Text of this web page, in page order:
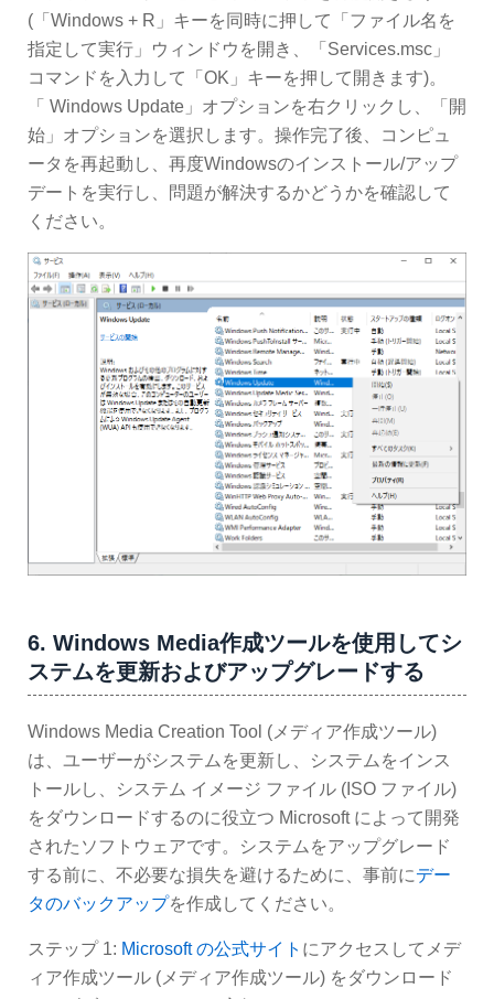
(「Windows + R」キーを同時に押して「ファイル名を
指定して実行」ウィンドウを開き、「Services.msc」
コマンドを入力して「OK」キーを押して開きます)。
「 Windows Update」オプションを右クリックし、「開
始」オプションを選択します。操作完了後、コンピュ
ータを再起動し、再度Windowsのインストール/アップ
デートを実行し、問題が解決するかどうかを確認して
ください。
6. Windows Media作成ツールを使用してシ
ステムを更新およびアップグレードする
Windows Media Creation Tool (メディア作成ツール)
は、ユーザーがシステムを更新し、システムをインス
トールし、システム イメージ ファイル (ISO ファイル)
をダウンロードするのに役立つ Microsoft によって開発
されたソフトウェアです。システムをアップグレード
する前に、不必要な損失を避けるために、事前にデー
タのバックアップを作成してください。
ステップ 1: Microsoft の公式サイト にアクセスしてメデ
ィア作成ツール (メディア作成ツール) をダウンロード